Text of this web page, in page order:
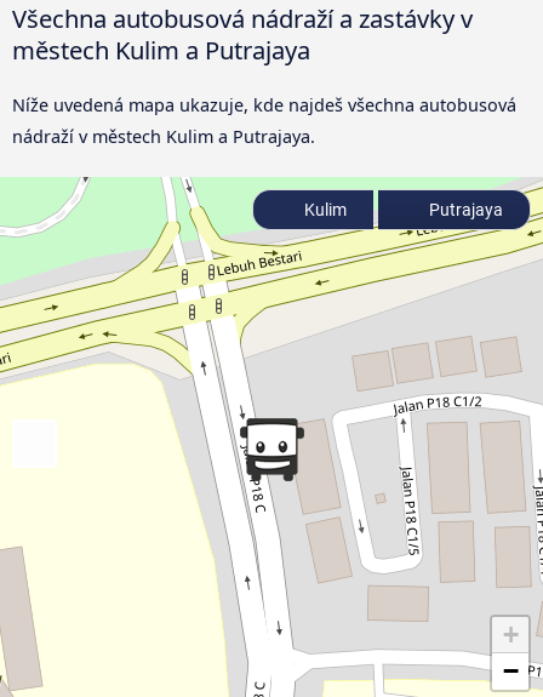
Všechna autobusová nádraží a zastávky v
městech Kulim a Putrajaya
Níže uvedená mapa ukazuje, kde najdeš všechna autobusová
nádraží v městech Kulim a Putrajaya.
+
−
Kulim Putrajaya